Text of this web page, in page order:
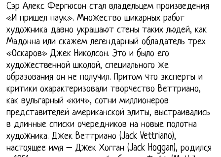
Сэр Алекс Фергюсон стал владельцем произведения
«И пришел паук». Множество шикарных работ
художника давно украшают стены таких людей, как
Мадонна или скажем легендарный обладатель трех
«Оскаров» Джек Николсон. Это и было его
художественной школой, специального же
образования он не получил. Притом что эксперты и
критики охарактеризовали творчество Веттриано,
как вульгарный «кич», сотни миллионеров
представителей американской элиты, выстраивались
в длинные списки очередников на новые полотна
художника. Джек Веттриано (Jack Vettriano),
настоящее имя – Джек Хогган (Jack Hoggan), родился